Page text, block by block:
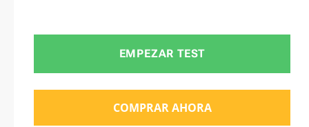
(Ciudad Real) 2026
en PDF EMPEZAR TEST
COMPRAR AHORA